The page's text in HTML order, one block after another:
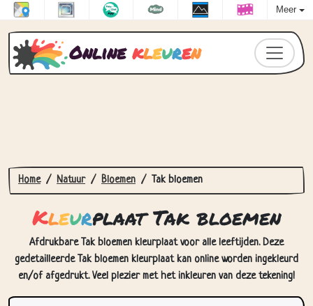
Meer
Online kleuren
Home Natuur Bloemen Tak bloemen
Kleurplaat Tak bloemen
Afdrukbare Tak bloemen kleurplaat voor alle leeftijden. Deze
gedetailleerde Tak bloemen kleurplaat kan online worden ingekleurd
en/of afgedrukt. Veel plezier met het inkleuren van deze tekening!